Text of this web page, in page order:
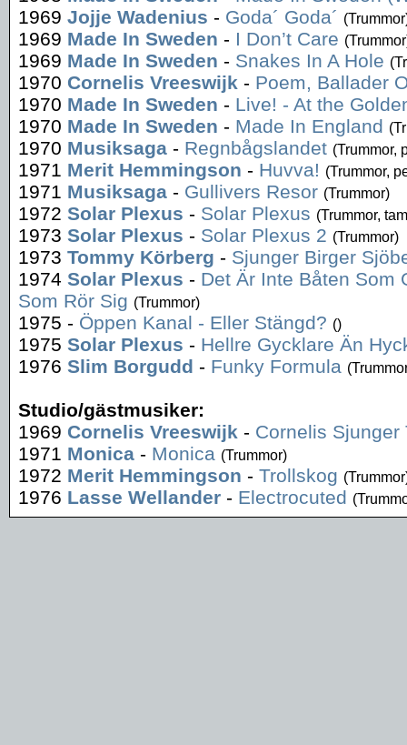
1969 Jojje Wadenius - Goda´ Goda´
1969 Made In Sweden - I Don’t Care
1969 Made In Sweden - Snakes In A Hole
1970 Cornelis Vreeswijk - Poem, Ballader
1970 Made In Sweden - Live! - At the
1970 Made In Sweden - Made In England
1970 Musiksaga - Regnbågslandet (Trummor,
1971 Merit Hemmingson - Huvva! (Trummor,
1971 Musiksaga - Gullivers Resor (Trummor)
1972 Solar Plexus - Solar Plexus (Trummor,
1973 Solar Plexus - Solar Plexus 2 (Trummor)
1973 Tommy Körberg - Sjunger Birger
1974 Solar Plexus - Det Är Inte Båten Som
Som Rör Sig (Trummor)
1975 - Öppen Kanal - Eller Stängd? ()
1975 Solar Plexus - Hellre Gycklare Än
1976 Slim Borgudd - Funky Formula
Studio/gästmusiker:
1969 Cornelis Vreeswijk - Cornelis Sjunger
1971 Monica - Monica (Trummor)
1972 Merit Hemmingson - Trollskog
1976 Lasse Wellander - Electrocuted